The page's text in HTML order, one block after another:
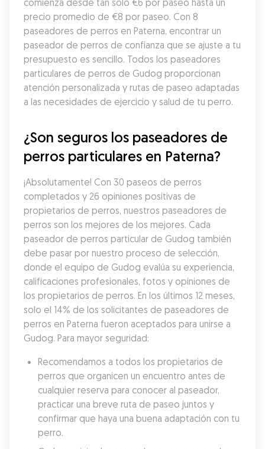
comienza desde tan solo €6 por paseo hasta un
precio promedio de €8 por paseo. Con 8
paseadores de perros en Paterna, encontrar un
paseador de perros de confianza que se ajuste a tu
presupuesto es sencillo. Todos los paseadores
particulares de perros de Gudog proporcionan
atención personalizada y rutas de paseo adaptadas
a las necesidades de ejercicio y salud de tu perro.
¿Son seguros los paseadores de
perros particulares en Paterna?
¡Absolutamente! Con 30 paseos de perros
completados y 26 opiniones positivas de
propietarios de perros, nuestros paseadores de
perros son los mejores de los mejores. Cada
paseador de perros particular de Gudog también
debe pasar por nuestro proceso de selección,
donde el equipo de Gudog evalúa su experiencia,
calificaciones profesionales, fotos y opiniones de
los propietarios de perros. En los últimos 12 meses,
solo el 14% de los solicitantes de paseadores de
perros en Paterna fueron aceptados para unirse a
Gudog. Para mayor seguridad:
Recomendamos a todos los propietarios de
perros que organicen un encuentro antes de
cualquier reserva para conocer al paseador,
practicar una breve ruta de paseo juntos y
confirmar que haya una buena adaptación con tu
perro.